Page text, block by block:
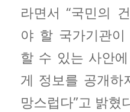
라면서 “국민의
야 할 국가기관
할 수 있는 사안
게 정보를 공개하
망스럽다”고 밝혔